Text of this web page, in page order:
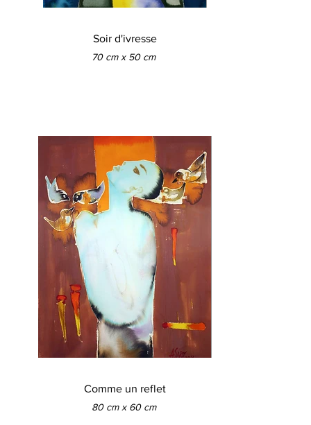
Soir d'ivresse
70 cm x 50 cm
Comme un reflet
80 cm x 60 cm